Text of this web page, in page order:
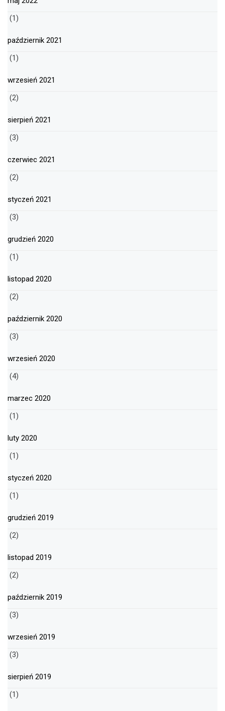
(1)
październik 2021
(1)
wrzesień 2021
(2)
sierpień 2021
(3)
czerwiec 2021
(2)
styczeń 2021
(3)
grudzień 2020
(1)
listopad 2020
(2)
październik 2020
(3)
wrzesień 2020
(4)
marzec 2020
(1)
luty 2020
(1)
styczeń 2020
(1)
grudzień 2019
(2)
listopad 2019
(2)
październik 2019
(3)
wrzesień 2019
(3)
sierpień 2019
(1)